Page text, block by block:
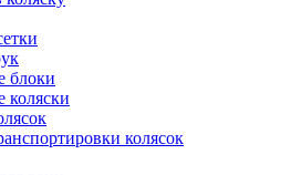
блоки
коляски
колясок